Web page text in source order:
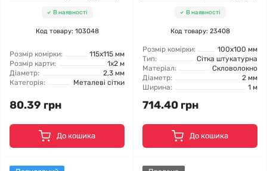
В наявності
Код товару: 103048
Розмір комірки:
115x115 мм
Розмір карти:
1x2 м
Діаметр:
2,3 мм
Категорія:
Металеві сітки
80.39 грн
До кошика
В наявності
Код товару: 23408
Розмір комірки:
100x100 мм
Тип:
Сітка штукатурна
Матеріал:
Скловолокно
Діаметр:
2 мм
Ширина:
1 м
714.40 грн
До кошика